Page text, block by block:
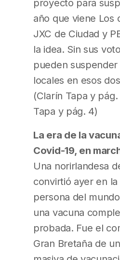
proyecto para
año que viene Los
JXC de Ciudad y
la idea. Sin sus
pueden suspender
locales en esos
(Clarín Tapa y
Tapa y pág. 4)
La era de la
Covid-19, en
Una norirlandesa
convirtió ayer en
persona del
una vacuna
probada. Fue el
Gran Bretaña de